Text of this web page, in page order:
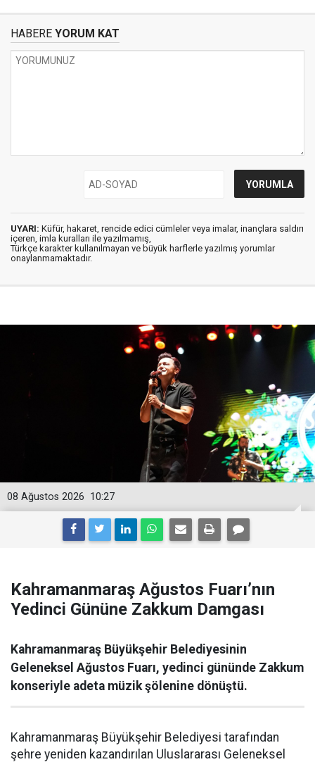
HABERE YORUM KAT
UYARI: Küfür, hakaret, rencide edici cümleler veya imalar, inançlara saldırı
içeren, imla kuralları ile yazılmamış,
Türkçe karakter kullanılmayan ve büyük harflerle yazılmış yorumlar
onaylanmamaktadır.
10:27
08 Ağustos 2026
Kahramanmaraş Ağustos Fuarı’nın
Yedinci Gününe Zakkum Damgası
Kahramanmaraş Büyükşehir Belediyesinin
Geleneksel Ağustos Fuarı, yedinci gününde Zakkum
konseriyle adeta müzik şölenine dönüştü.
Kahramanmaraş Büyükşehir Belediyesi tarafından
şehre yeniden kazandırılan Uluslararası Geleneksel